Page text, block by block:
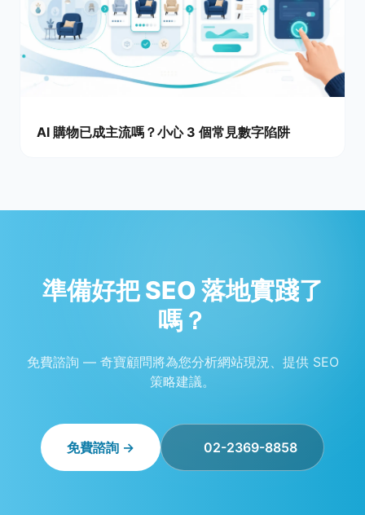
AI 購物已成主流嗎？小心 3 個常見數字陷阱
準備好把 SEO 落地實踐了
嗎？
免費諮詢 — 奇寶顧問將為您分析網站現況、提供 SEO
策略建議。
免費諮詢 → 02-2369-8858